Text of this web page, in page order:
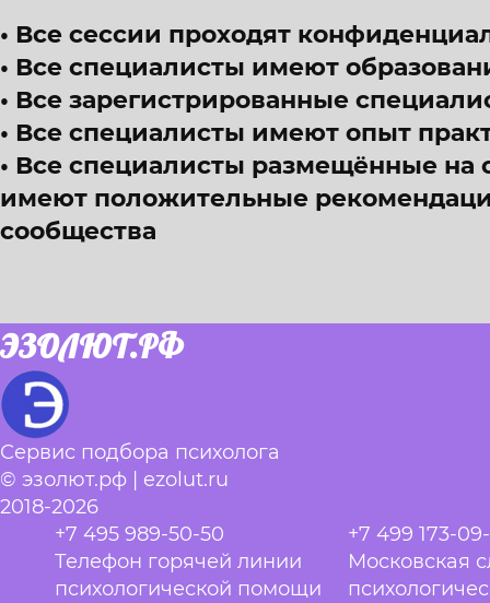
Все сессии проходят
Все специалисты имеют
Все зарегистрированные
Все специалисты имеют опыт
Все специалисты размещённые на
имеют положительные
сообщества
ЭЗОЛЮТ.РФ
Сервис подбора психолога
© эзолют.рф | ezolut.ru
2018-2026
+7 495 989-50-50
Телефон горячей линии
психологической помощи
+7 499 173-
Московская